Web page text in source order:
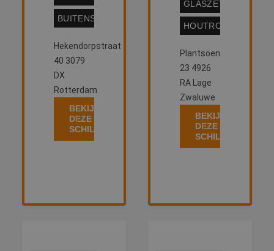
BUITENSCHILDERWERK
Hekendorpstraat
40 3079
DX
Rotterdam
BEKIJK
DEZE
SCHILDER
GLASZETTEN
Plantsoen
23 4926
RA Lage
Zwaluwe
BEKIJK
DEZE
SCHILDER